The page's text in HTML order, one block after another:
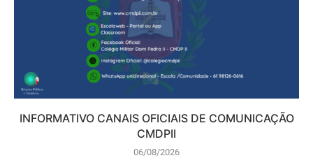
INFORMATIVO CANAIS OFICIAIS DE COMUNICAÇÃO
CMDPII
06/08/2026